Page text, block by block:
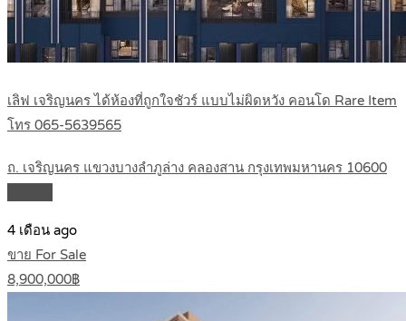
เลิฟ เจริญนคร ได้ห้องที่ถูกใจชัวร์ แบบไม่ผิดหวัง คอนโด Rare Item
โทร 065-5639565
ถ. เจริญนคร แขวงบางลำภูล่าง คลองสาน กรุงเทพมหานคร 10600
4 เดือน ago
ขาย For Sale
8,900,000฿